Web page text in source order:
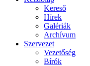
Kereső
Hírek
Galériák
Archívum
Szervezet
Vezetőség
Bírók